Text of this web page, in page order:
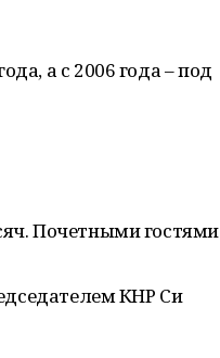
а с 2006 года – под
Почетными гостями
КНР Си